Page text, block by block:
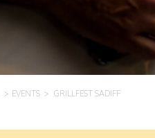
EVENTS GRILLFEST SADIFF